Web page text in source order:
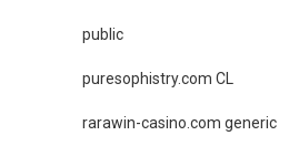
public
puresophistry.com CL
rarawin-casino.com generic